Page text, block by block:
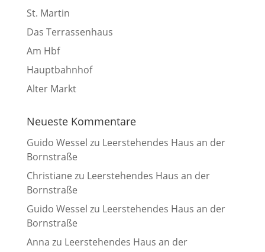
St. Martin
Das Terrassenhaus
Am Hbf
Hauptbahnhof
Alter Markt
Neueste Kommentare
Guido Wessel zu Leerstehendes Haus an der
Bornstraße
Christiane zu Leerstehendes Haus an der
Bornstraße
Guido Wessel zu Leerstehendes Haus an der
Bornstraße
Anna zu Leerstehendes Haus an der